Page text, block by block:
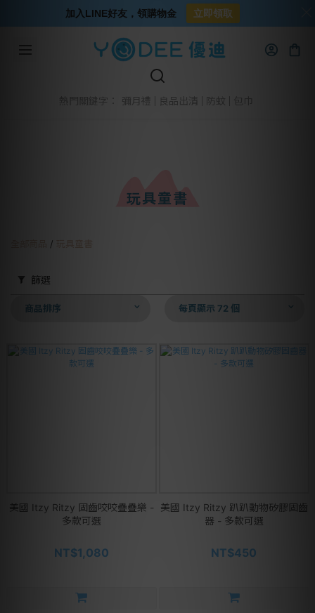
熱門關鍵字： 彌月禮 良品出清 防蚊
玩具童書
/
篩選
商品排序 每頁顯示 72 個
美國 Itzy Ritzy 固齒咬咬疊疊樂 -
多款可選
NT$1,080
美國 Itzy Ritzy 趴趴動物矽膠固齒
器 - 多款可選
NT$450
加入LINE好友，領購物金 立即領取